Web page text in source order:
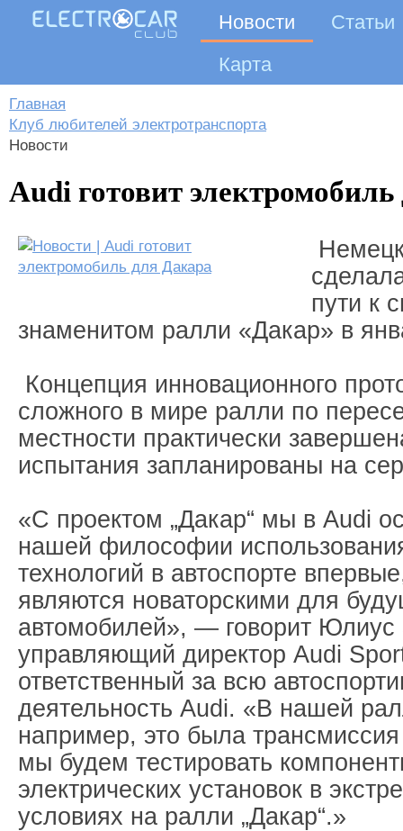
Новости
Статьи
Карта
Главная
Клуб любителей электротранспорта
Новости
Audi готовит
пути к
знаменитом ралли «Дакар» в
Концепция инновационного
сложного в мире ралли по
местности практически
испытания запланированы на
«С проектом „Дакар“ мы в Audi
нашей философии
технологий в автоспорте
являются новаторскими для
автомобилей», — говорит Юлиус
управляющий директор Audi
ответственный за всю
деятельность Audi. «В нашей
например, это была
мы будем тестировать
электрических установок в
условиях на ралли „Дакар“.»